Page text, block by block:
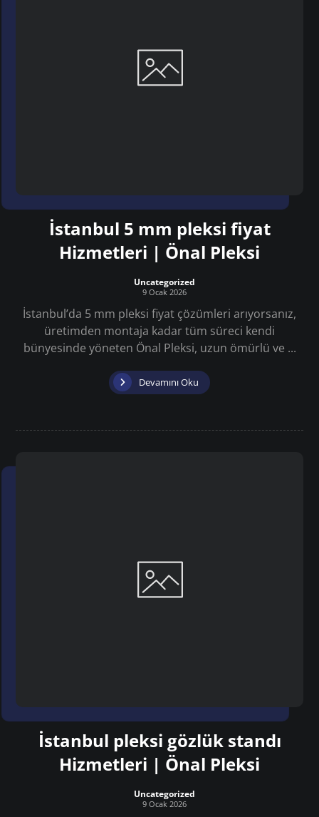
İstanbul 5 mm pleksi fiyat
Hizmetleri | Önal Pleksi
Uncategorized
9 Ocak 2026
İstanbul’da 5 mm pleksi fiyat çözümleri arıyorsanız,
üretimden montaja kadar tüm süreci kendi
bünyesinde yöneten Önal Pleksi, uzun ömürlü ve ...
Devamını Oku
İstanbul pleksi gözlük standı
Hizmetleri | Önal Pleksi
Uncategorized
9 Ocak 2026